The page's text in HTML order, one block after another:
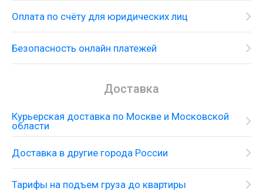
Оплата по счёту для юридических лиц
Безопасность онлайн платежей
Доставка
Курьерская доставка по Москве и Московской
области
Доставка в другие города России
Тарифы на подъем груза до квартиры